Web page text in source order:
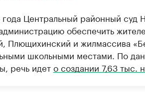
Центральный районный суд
обеспечить
Плющихинский и жилмассива
школьными местами. По
речь идето создании 7,63 тыс.